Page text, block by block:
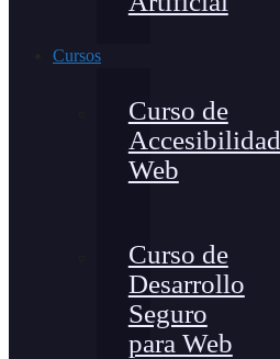
Cursos
Curso de
Accesibilidad
Web
Curso de
Desarrollo
Seguro
para Web